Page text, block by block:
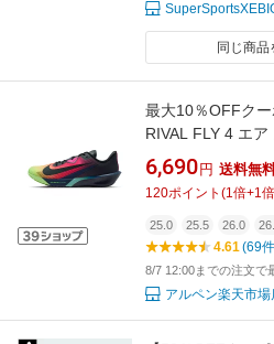
同じ商品
最大10％OFFク
RIVAL FLY 4 エ
GLAM グラムゴ
ス 陸上 ランニン
NIKE imbkk
6,690 円 送料無
120ポイント (1倍+1
25.0 25.5 26.0
4.61(69
8/7 12:00までの注文で
アルペン楽天市場